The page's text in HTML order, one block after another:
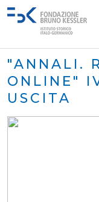
"ANNALI.
ONLINE"
USCITA